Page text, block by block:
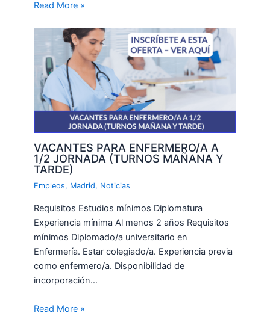
Read More »
VACANTES PARA ENFERMERO/A A
1/2 JORNADA (TURNOS MAÑANA Y
TARDE)
Empleos, Madrid, Noticias
Requisitos Estudios mínimos Diplomatura
Experiencia mínima Al menos 2 años Requisitos
mínimos Diplomado/a universitario en
Enfermería. Estar colegiado/a. Experiencia previa
como enfermero/a. Disponibilidad de
incorporación…
Read More »